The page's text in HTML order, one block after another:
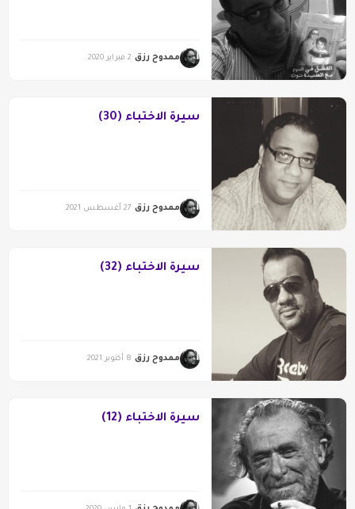
ممدوح رزق 2 فبراير 2020
سيرة الاختباء (30)
ممدوح رزق 27 أغسطس 2021
سيرة الاختباء (32)
ممدوح رزق 8 أكتوبر 2021
سيرة الاختباء (12)